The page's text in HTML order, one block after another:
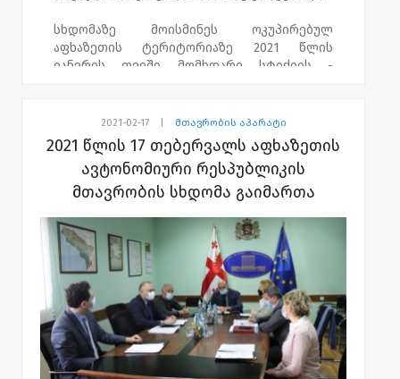
საკანონმდებლო ინიციატივები.
ასევე, განიხილეს სხდომის დღის წესრიგით
სხდომაზე მოისმინეს ოკუპირებულ
აფხაზეთის ტერიტორიაზე 2021 წლის
იანვრის თვეში მომხდარი სტიქიის -
შექმნილი აფხაზეთის ავტონომიური
რესპუბლიკის სამთავრობო კომისიის მიერ
მოწოდებული ინფორმაცია. აფხაზეთის
მთავრობის გადაწყვეტილებით, ხანძრის
შედეგად დაზარალებულ მოსახლეობას,
მთავრობა დახმარებას გაუწევს.
სხდომაზე ასევე განიხილეს დღის წესრიგით
გათვალისწინებული სხვა საკითხები.
2021-02-17| მთავრობის აპარატი
2021 წლის 17 თებერვალს აფხაზეთის
ავტონომიური რესპუბლიკის
მთავრობის სხდომა გაიმართა